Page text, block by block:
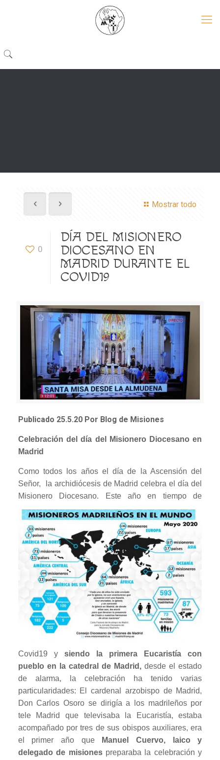
Mostrar todo
0
DÍA DEL MISIONERO
DIOCESANO EN
MADRID DURANTE EL
COVID19
Publicado 25.5.20 Por Blog de Misiones
Celebración del día del Misionero Diocesano en
Madrid
Como todos los años el día de la Ascensión del
Señor,
la archidiócesis de Madrid celebra el día del
Misionero
Diocesano. Este año en tiempo de
Covid19 y siendo la primera Eucaristía con
pueblo en la catedral de Madrid, desde el estado
de alarma, la celebración ha tenido varias
particularidades: El cardenal arzobispo de Madrid,
Don Carlos Osoro se dirigía a los madrileños por
tele Madrid que televisaba la Eucaristía, estaba
acompañado por tres de sus obispos auxiliares, era
el primer año que
Manuel Cuervo, laico y
delegado de misionespreparaba la celebración y